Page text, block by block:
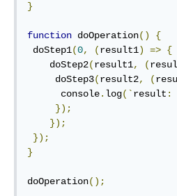
}
function doOperation()
{
doStep1(0, (result1) => {
    doStep2
(result1, (
     doStep3
(result2, (
      console
. log(`result :
});
});
});
}
doOperation();